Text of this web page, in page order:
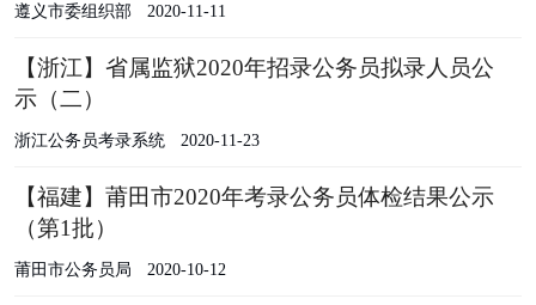
遵义市委组织部 2020-11-11
【浙江】省属监狱2020年招录公务员拟录人员公
示（二）
浙江公务员考录系统 2020-11-23
【福建】莆田市2020年考录公务员体检结果公示
（第1批）
莆田市公务员局 2020-10-12